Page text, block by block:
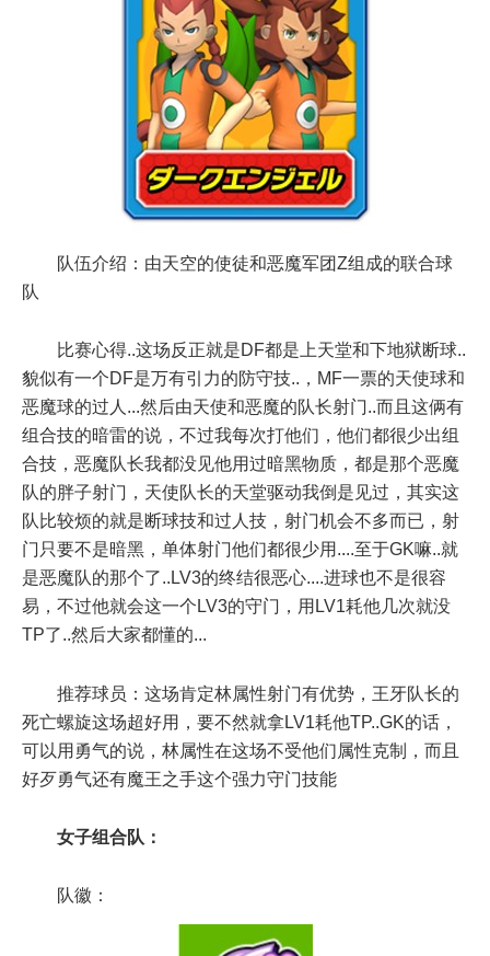
队伍介绍：由天空的使徒和恶魔军团Z组成的联合球
队
比赛心得..这场反正就是DF都是上天堂和下地狱断球..
貌似有一个DF是万有引力的防守技..，MF一票的天使球和
恶魔球的过人...然后由天使和恶魔的队长射门..而且这俩有
组合技的暗雷的说，不过我每次打他们，他们都很少出组
合技，恶魔队长我都没见他用过暗黑物质，都是那个恶魔
队的胖子射门，天使队长的天堂驱动我倒是见过，其实这
队比较烦的就是断球技和过人技，射门机会不多而已，射
门只要不是暗黑，单体射门他们都很少用....至于GK嘛..就
是恶魔队的那个了..LV3的终结很恶心....进球也不是很容
易，不过他就会这一个LV3的守门，用LV1耗他几次就没
TP了..然后大家都懂的...
推荐球员：这场肯定林属性射门有优势，王牙队长的
死亡螺旋这场超好用，要不然就拿LV1耗他TP..GK的话，
可以用勇气的说，林属性在这场不受他们属性克制，而且
好歹勇气还有魔王之手这个强力守门技能
女子组合队：
队徽：